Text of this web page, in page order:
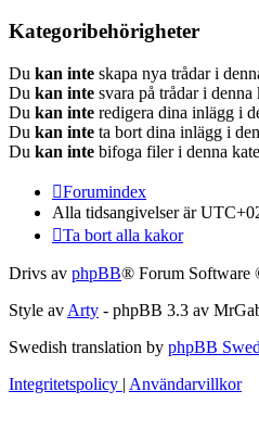
Kategoribehörigheter
Du kan inte skapa nya trådar i
Du kan inte svara på trådar i denna
Du kan inte redigera dina inlägg i
Du kan inte ta bort dina inlägg i
Du kan inte bifoga filer i denna
Forumindex
Alla tidsangivelser är
Ta bort alla kakor
Drivs av phpBB® Forum Software
Style av Arty - phpBB 3.3 av
Swedish translation by phpBB
Integritetspolicy | Användarvillkor